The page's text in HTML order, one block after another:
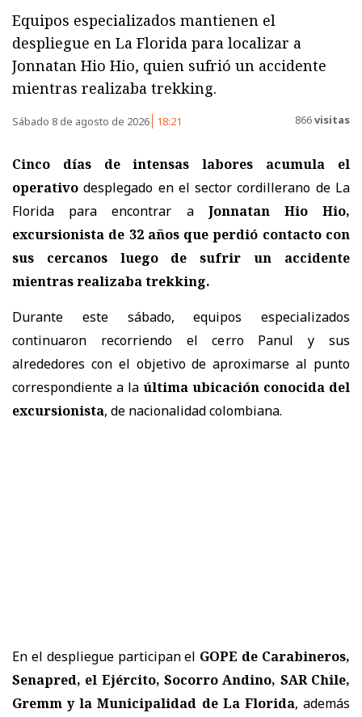
Equipos especializados mantienen el
despliegue en La Florida para localizar a
Jonnatan Hio Hio, quien sufrió un accidente
mientras realizaba trekking.
Sábado 8 de agosto de 2026 18:21 866visitas
Cinco días de intensas labores acumula el
operativo desplegado en el sector cordillerano de La
Florida para encontrar a Jonnatan Hio Hio,
excursionista de 32 años que perdió contacto con
sus cercanos luego de sufrir un accidente
mientras realizaba trekking.
Durante este sábado, equipos especializados
continuaron recorriendo el cerro Panul y sus
alrededores con el objetivo de aproximarse al punto
correspondiente a la última ubicación conocida del
excursionista, de nacionalidad colombiana.
En el despliegue participan el GOPE de Carabineros,
Senapred, el Ejército, Socorro Andino, SAR Chile,
Gremm y la Municipalidad de La Florida, además